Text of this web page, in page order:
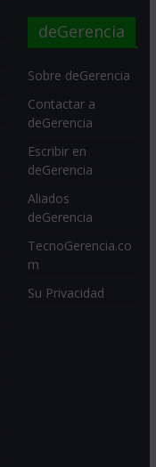
deGerencia
Sobre deGerencia
Contactar a
deGerencia
Escribir en
deGerencia
Aliados
deGerencia
TecnoGerencia.co
m
Su Privacidad